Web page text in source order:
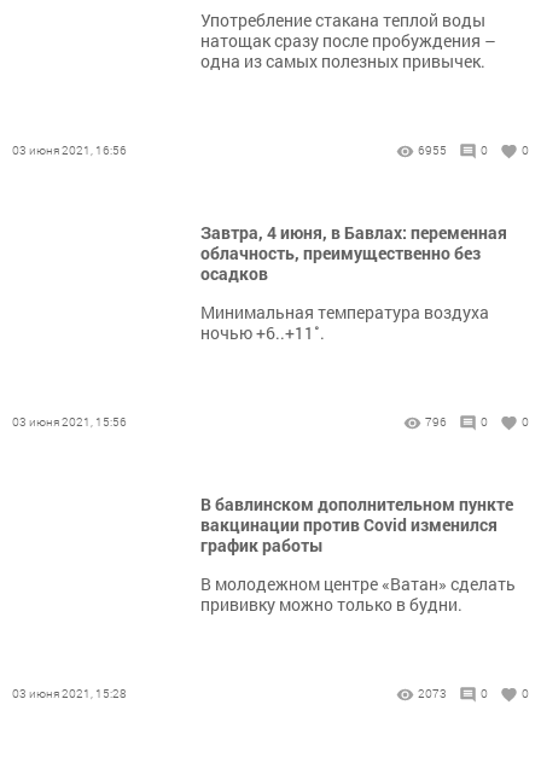
Употребление стакана теплой воды
натощак сразу после пробуждения –
одна из самых полезных привычек.
03 июня 2021, 16:56 6955 0 0
Завтра, 4 июня, в Бавлах: переменная
облачность, преимущественно без
осадков
Минимальная температура воздуха
ночью +6..+11˚.
03 июня 2021, 15:56 796 0 0
В бавлинском дополнительном пункте
вакцинации против Covid изменился
график работы
В молодежном центре «Ватан» сделать
прививку можно только в будни.
03 июня 2021, 15:28 2073 0 0